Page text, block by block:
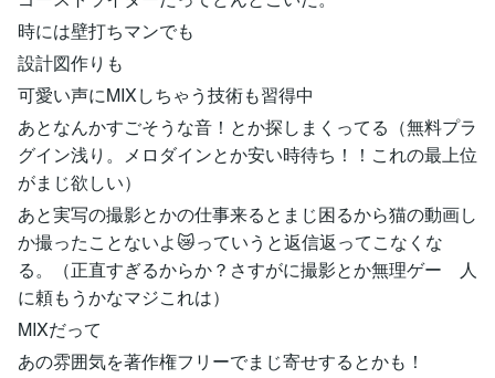
時には壁打ちマンでも
設計図作りも
可愛い声にMIXしちゃう技術も習得中
あとなんかすごそうな音！とか探しまくってる（無料プラ
グイン浅り。メロダインとか安い時待ち！！これの最上位
がまじ欲しい）
あと実写の撮影とかの仕事来るとまじ困るから猫の動画し
か撮ったことないよ😿っていうと返信返ってこなくな
る。（正直すぎるからか？さすがに撮影とか無理ゲー 人
に頼もうかなマジこれは）
MIXだって
あの雰囲気を著作権フリーでまじ寄せするとかも！